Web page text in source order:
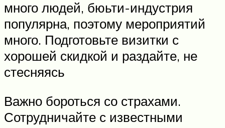
много людей, бюьти-индустрия
популярна, поэтому мероприятий
много. Подготовьте визитки с
хорошей скидкой и раздайте, не
стесняясь
Важно бороться со страхами.
Сотрудничайте с известными